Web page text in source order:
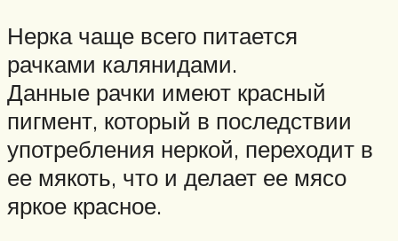
Нерка чаще всего питается
рачками калянидами.
Данные рачки имеют красный
пигмент, который в последствии
употребления неркой, переходит в
ее мякоть, что и делает ее мясо
яркое красное.